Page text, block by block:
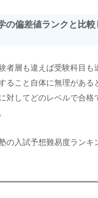
の偏差値ランクと比較
者層も違えば受験科目も
ること自体に無理がある
対してどのレベルで合格
の入試予想難易度ランキ